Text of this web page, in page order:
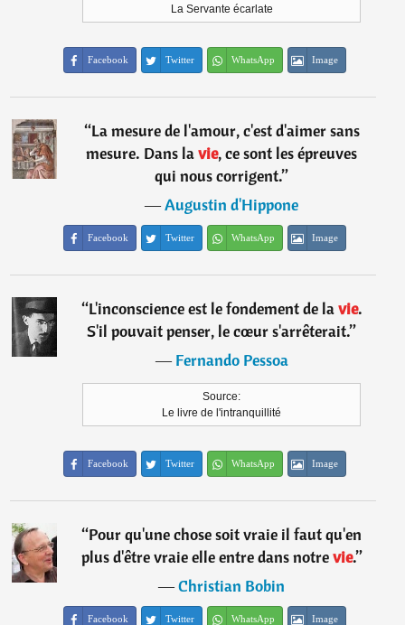
La Servante écarlate
Facebook Twitter WhatsApp Image
“La mesure de l'amour, c'est d'aimer sans
mesure. Dans lavie, ce sont les épreuves
qui nous corrigent.”
―Augustin d'Hippone
Facebook Twitter WhatsApp Image
“L'inconscience est le fondement de lavie.
S'il pouvait penser, le cœur s'arrêterait.”
―Fernando Pessoa
Source:
Le livre de l'intranquillité
Facebook Twitter WhatsApp Image
“Pour qu'une chose soit vraie il faut qu'en
plus d'être vraie elle entre dans notrevie.”
―Christian Bobin
Facebook Twitter WhatsApp Image